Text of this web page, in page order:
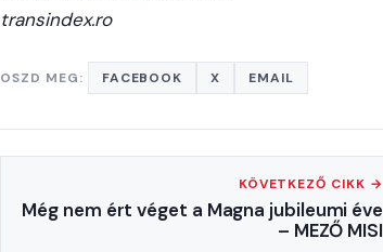
transindex.ro
OSZD MEG: FACEBOOK X EMAIL
KÖVETKEZŐ CIKK →
Még nem ért véget a Magna jubileumi éve
– MEZŐ MISI